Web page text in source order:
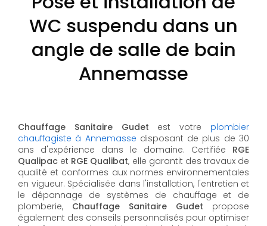
WC suspendu dans un
angle de salle de bain
Annemasse
Chauffage Sanitaire Gudet est votre plombier
chauffagiste à Annemasse disposant de plus de 30
ans d'expérience dans le domaine. Certifiée RGE
Qualipac et RGE Qualibat, elle garantit des travaux de
qualité et conformes aux normes environnementales
en vigueur. Spécialisée dans l'installation, l'entretien et
le dépannage de systèmes de chauffage et de
plomberie, Chauffage Sanitaire Gudet propose
également des conseils personnalisés pour optimiser